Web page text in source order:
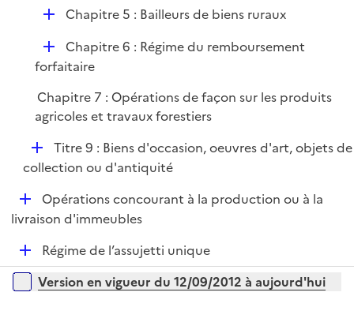
e
r
D
l
e
r
Chapitre 5 : Bailleurs de biens ruraux
D
é
l
i
e
r
Chapitre 6 : Régime du remboursement
forfaitaire
Chapitre 7 : Opérations de façon sur les produits
agricoles et travaux forestiers
D
é
l
i
e
r
Titre 9 : Biens d'occasion, oeuvres d'art, objets de
collection ou d'antiquité
D
é
e
Opérations concourant à la production ou à la
livraison d'immeubles
D
é
p
Régime de l’assujetti unique
Versions sur la période
Version en vigueur du 12/09/2012 à aujourd'hui